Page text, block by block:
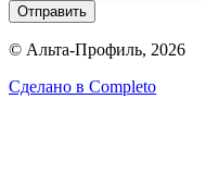
Отправить
© Альта-Профиль, 2026
Сделано в Completo